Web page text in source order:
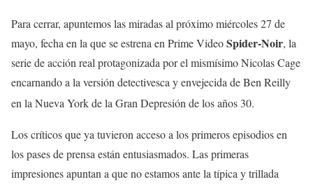
Para cerrar, apuntemos las miradas al próximo miércoles 27 de
mayo, fecha en la que se estrena en Prime VideoSpider-Noir, la
serie de acción real protagonizada por el mismísimo Nicolas Cage
encarnando a la versión detectivesca y envejecida de Ben Reilly
en la Nueva York de la Gran Depresión de los años 30.
Los críticos que ya tuvieron acceso a los primeros episodios en
los pases de prensa están entusiasmados. Las primeras
impresiones apuntan a que no estamos ante la típica y trillada